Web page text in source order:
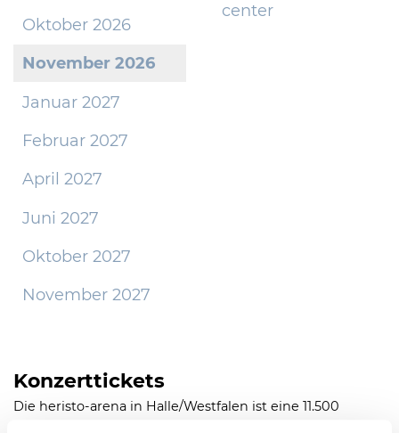
Oktober 2026
November 2026
Januar 2027
Februar 2027
April 2027
Juni 2027
Oktober 2027
November 2027
center
Konzerttickets
Die heristo-arena in Halle/Westfalen ist eine 11.500